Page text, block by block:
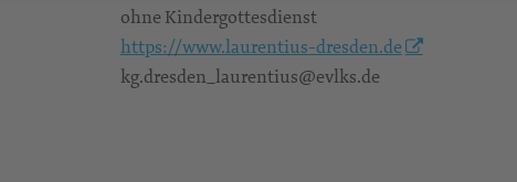
ohne Kindergottesdienst
https://www.laurentius-dresden.de
kg.dresden_laurentius@evlks.de